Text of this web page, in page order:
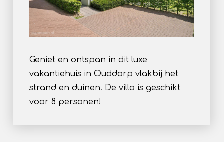
Geniet en ontspan in dit luxe
vakantiehuis in Ouddorp vlakbij het
strand en duinen. De villa is geschikt
voor 8 personen!